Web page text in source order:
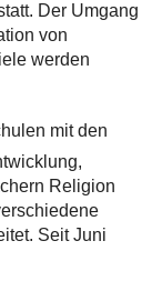
Der Umgang
von
werden
mit den
Religion
Seit Juni